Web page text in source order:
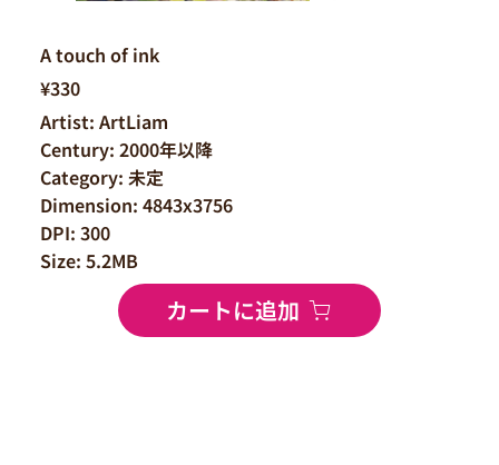
¥330
Artist: ArtLiam
Century: 2000年以降
Category: 未定
Dimension: 4843x3756
DPI: 300
Size: 5.2MB
カートに追加
A touch of ink